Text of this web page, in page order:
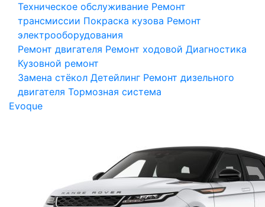
Техническое обслуживание Ремонт
трансмиссии Покраска кузова Ремонт
электрооборудования
Ремонт двигателя Ремонт ходовой Диагностика
Кузовной ремонт
Замена стёкол Детейлинг Ремонт дизельного
двигателя Тормозная система
Evoque